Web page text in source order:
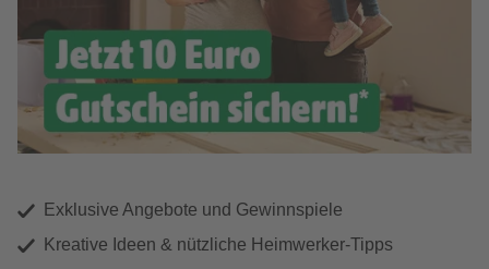
Exklusive Angebote und Gewinnspiele
Kreative Ideen & nützliche Heimwerker-Tipps